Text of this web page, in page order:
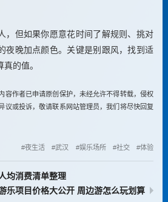
，但如果你愿意花时间了解规则、挑对
夜晚加点颜色。关键是别跟风，找到适
的值。
容作者已申请原创保护，未经允许不得转载，侵权
议或投诉，敬请联系网站管理员，我们将尽快回复
夜生活 武汉 娱乐场所 社交 体验
均消费清单整理
乐项目价格大公开 周边游怎么玩划算